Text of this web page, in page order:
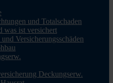
und Totalschaden
was ist versichert
Versicherungsschäden
Deckungserw.